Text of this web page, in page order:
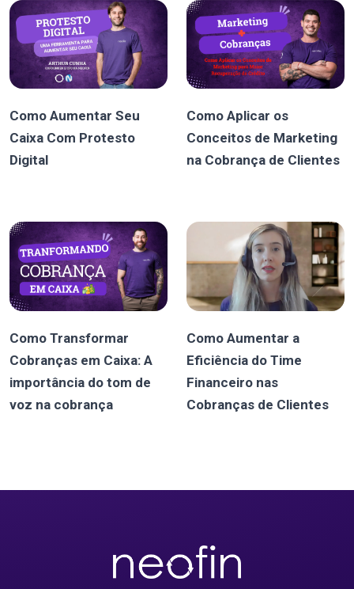
Como Aumentar Seu
Caixa Com Protesto
Digital
Como Aplicar os
Conceitos de Marketing
na Cobrança de Clientes
Como Transformar
Cobranças em Caixa: A
importância do tom de
voz na cobrança
Como Aumentar a
Eficiência do Time
Financeiro nas
Cobranças de Clientes